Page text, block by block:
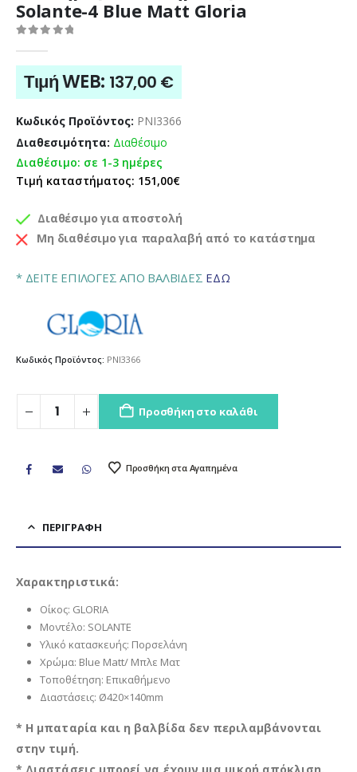
Solante-4 Blue Matt Gloria
Τιμή WEB: 137,00 €
Κωδικός Προϊόντος: PNI3366
Διαθεσιμότητα: Διαθέσιμο
Διαθέσιμο: σε 1-3 ημέρες
Τιμή καταστήματος: 151,00€
Διαθέσιμο για αποστολή
Μη διαθέσιμο για παραλαβή από το κατάστημα
* ΔΕΙΤΕ ΕΠΙΛΟΓΕΣ ΑΠΟ ΒΑΛΒΙΔΕΣ ΕΔΩ
Κωδικός Προϊόντος: PNI3366
Προσθήκη στο καλάθι
Προσθήκη στα Αγαπημένα
ΠΕΡΙΓΡΑΦΉ
Χαρακτηριστικά:
Οίκος: GLORIA
Μοντέλο: SOLANTE
Υλικό κατασκευής: Πορσελάνη
Χρώμα: Blue Matt/ Μπλε Ματ
Τοποθέτηση: Επικαθήμενο
Διαστάσεις: Ø420×140mm
* Η μπαταρία και η βαλβίδα δεν περιλαμβάνονται
στην τιμή.